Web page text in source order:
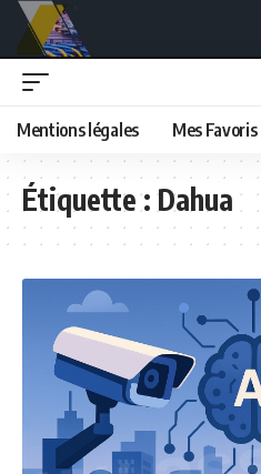
Mentions légales Mes Favoris
Étiquette :Dahua